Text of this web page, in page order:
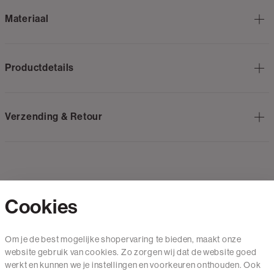
Materiaal
Productdetails
Verzending & Retour
Mail ons
Cookies
Om je de best mogelijke shopervaring te bieden, maakt onze
website gebruik van cookies. Zo zorgen wij dat de website goed
werkt en kunnen we je instellingen en voorkeuren onthouden. Ook